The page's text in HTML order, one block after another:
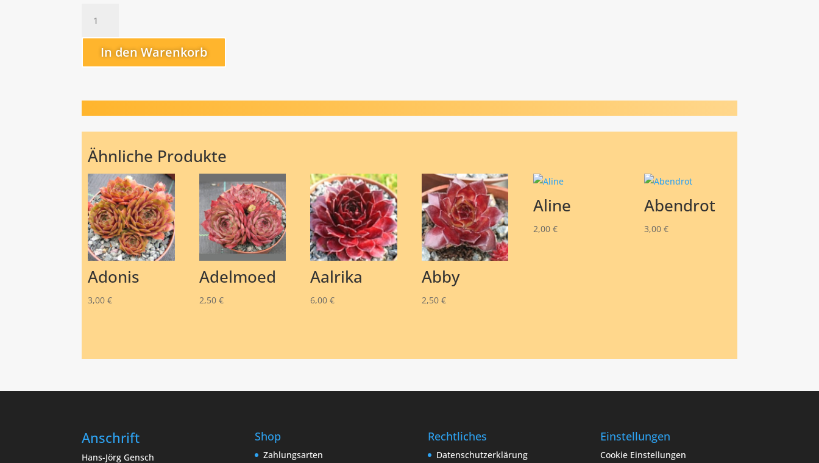
Polster
Menge
In den Warenkorb
Ähnliche Produkte
Adonis
3,00€
Adelmoed
2,50 €
Aalrika
6,00€
Abby
2,50 €
Aline
2,00 €
Abendrot
3,00€
Anschrift
Hans-Jörg Gensch
Shop
Zahlungsarten
Rechtliches
Datenschutzerklärung
Einstellungen
Cookie Einstellungen